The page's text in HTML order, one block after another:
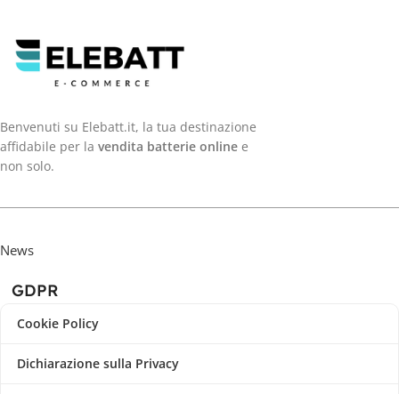
Benvenuti su Elebatt.it, la tua destinazione
affidabile per la vendita batterie online e
non solo.
News
GDPR
Cookie Policy
Dichiarazione sulla Privacy